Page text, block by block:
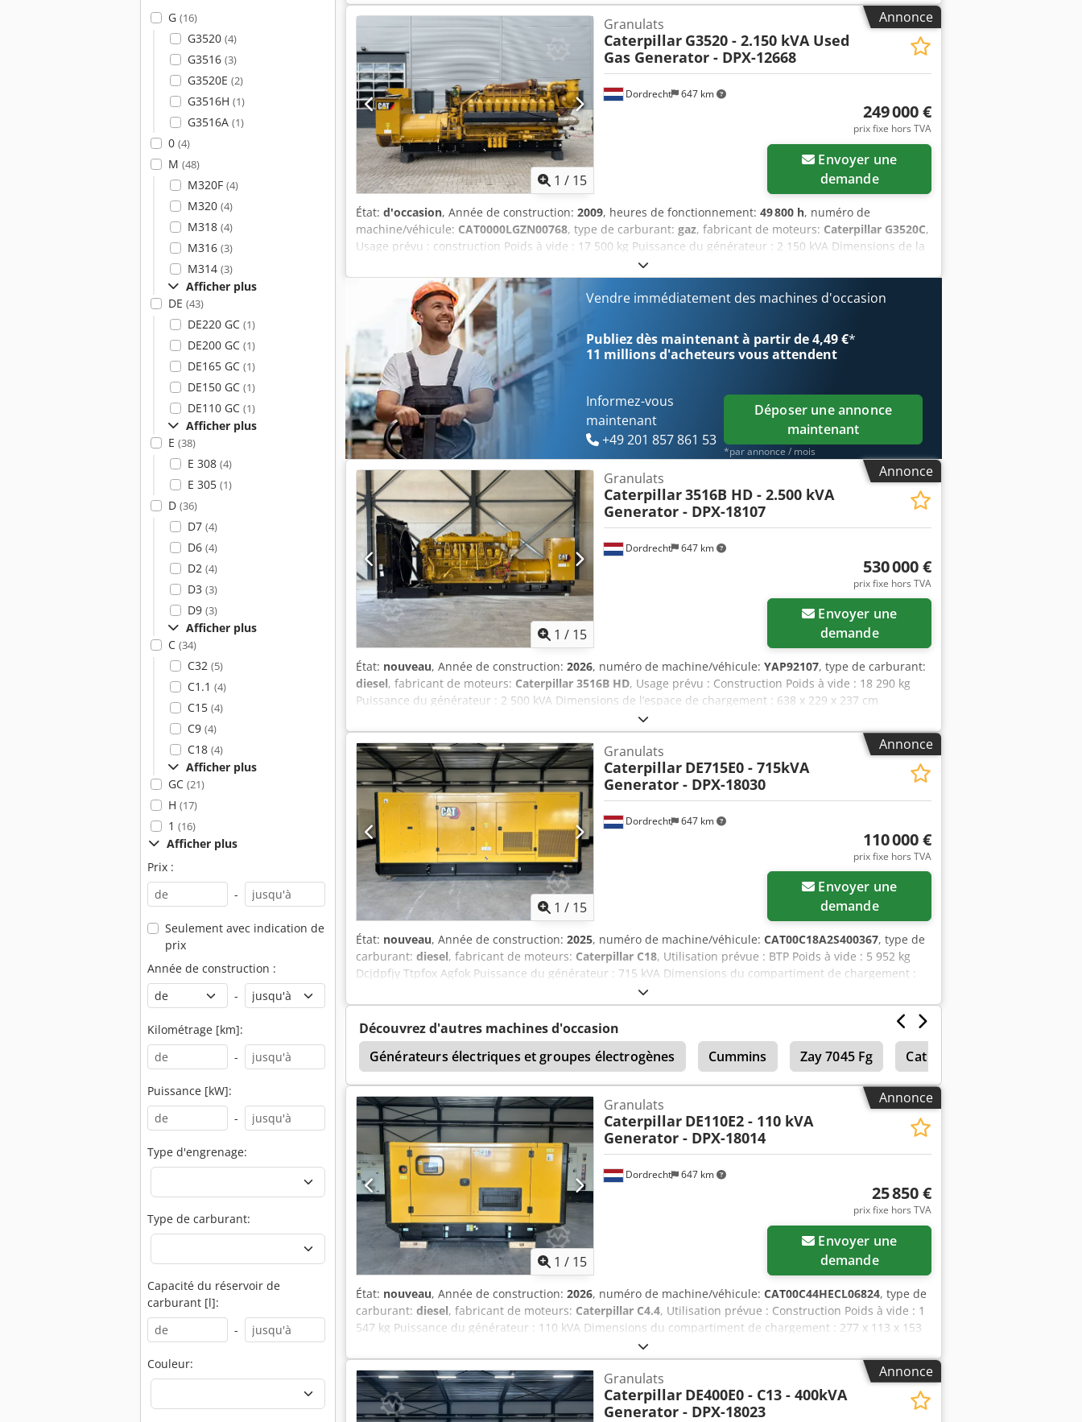
G (16)
G3520 (4)
G3516 (3)
G3520E (2)
G3516H (1)
G3516A (1)
0 (4)
M (48)
M320F (4)
M320 (4)
M318 (4)
M316 (3)
M314 (3)
Afficher plus
DE (43)
DE220 GC (1)
DE200 GC (1)
DE165 GC (1)
DE150 GC (1)
DE110 GC (1)
Afficher plus
E (38)
E 308 (4)
E 305 (1)
D (36)
D7 (4)
D6 (4)
D2 (4)
D3 (3)
D9 (3)
Afficher plus
C (34)
C32 (5)
C1.1 (4)
C15 (4)
C9 (4)
C18 (4)
Afficher plus
GC (21)
H (17)
1 (16)
Afficher plus
Prix :
-
Seulement avec indication de
prix
Année de construction :
-
Kilométrage [km]:
-
Puissance [kW]:
-
Type d'engrenage:
Type de carburant:
Capacité du réservoir de
carburant [l]:
-
Couleur:
obtenir de plus amples informations, veuillez contacter l’équipe DPX. = Options et accessoires
supplémentaires = - Panneau de commande
Annonce
1 / 15
Dordrecht 647 km
Granulats
Caterpillar G3520 - 2.150 kVA Used
Gas Generator - DPX-12668
249 000 €
prix fixe hors TVA
demande
État: d'occasion, Année de construction: 2009, heures de fonctionnement: 49 800 h, numéro de
machine/véhicule: CAT0000LGZN00768, type de carburant: gaz, fabricant de moteurs: Caterpillar G3520C,
Usage prévu : construction Poids à vide : 17 500 kg Puissance du générateur : 2 150 kVA Dimensions de la
zone de chargement : 7 x 2 x 27 cm Pour obtenir de plus amples informations, veuillez contacter l’équipe
DPX. = Options et accessoires supplémentaires = Dcjdpfx Agezpdn Isfek - Panneau de commande
Vendre immédiatement des machines d'occasion
Publiez dès maintenant à partir de 4,49 €*
11 millions d'acheteursvous attendent
Informez-vous
maintenant
+49 201 857 861 53
Déposer une annonce
maintenant
*par annonce / mois
Annonce
1 / 15
Dordrecht 647 km
Granulats
Caterpillar3516B HD - 2.500 kVA
Generator - DPX-18107
530 000 €
prix fixe hors TVA
demande
État: nouveau, Année de construction: 2026, numéro de machine/véhicule: YAP92107, type de carburant:
diesel, fabricant de moteurs: Caterpillar 3516B HD, Usage prévu : Construction Poids à vide : 18 290 kg
Puissance du générateur : 2 500 kVA Dimensions de l’espace de chargement : 638 x 229 x 237 cm
Marquage CE : oui Veuillez contacter l'équipe DPX pour plus d'informations. = Autres options et
accessoires = Dcsdpfx Aoy R I D Segfok - Tableau de commande
Annonce
1 / 15
Dordrecht 647 km
Granulats
Caterpillar DE715E0 - 715kVA
Generator - DPX-18030
110 000 €
prix fixe hors TVA
demande
État: nouveau, Année de construction: 2025, numéro de machine/véhicule: CAT00C18A2S400367, type de
carburant: diesel, fabricant de moteurs: Caterpillar C18, Utilisation prévue : BTP Poids à vide : 5 952 kg
Dcjdpfjy Ttpfox Agfok Puissance du générateur : 715 kVA Dimensions du compartiment de chargement :
532 x 192 x 229 cm Certification CE : oui Capacité du réservoir d'eau : 1 082 l Veuillez contacter l'équipe
DPX pour plus d'informations. = Autres options et accessoires = - Batterie - Tableau de commande - Toit
en acier - Citerne
Découvrez d'autres machines d'occasion
Générateurs électriques et groupes électrogènes
Cummins Zay 7045 Fg Cat 938 G
Bloc Couteaux Mwm
Annonce
1 / 15
Dordrecht 647 km
Granulats
Caterpillar DE110E2 - 110 kVA
Generator - DPX-18014
25 850 €
prix fixe hors TVA
demande
État: nouveau, Année de construction: 2026, numéro de machine/véhicule: CAT00C44HECL06824, type de
carburant: diesel, fabricant de moteurs: Caterpillar C4.4, Utilisation prévue : Construction Poids à vide : 1
547 kg Puissance du générateur : 110 kVA Dimensions du compartiment de chargement : 277 x 113 x 153
cm Certification CE : oui Volume du réservoir d'eau : 250 l Contactez l'équipe DPX pour plus
d'informations. = Autres options et accessoires = - Batterie Dcsdpfx Agey S N N Ejfjk - Tableau de
commande - Toit en acier - Citerne
Annonce
Granulats
Caterpillar DE400E0 - C13 - 400kVA
Generator - DPX-18023